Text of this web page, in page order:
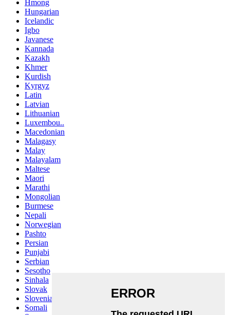
Hmong
Hungarian
Icelandic
Igbo
Javanese
Kannada
Kazakh
Khmer
Kurdish
Kyrgyz
Latin
Latvian
Lithuanian
Luxembou..
Macedonian
Malagasy
Malay
Malayalam
Maltese
Maori
Marathi
Mongolian
Burmese
Nepali
Norwegian
Pashto
Persian
Punjabi
Serbian
Sesotho
Sinhala
Slovak
Slovenian
Somali